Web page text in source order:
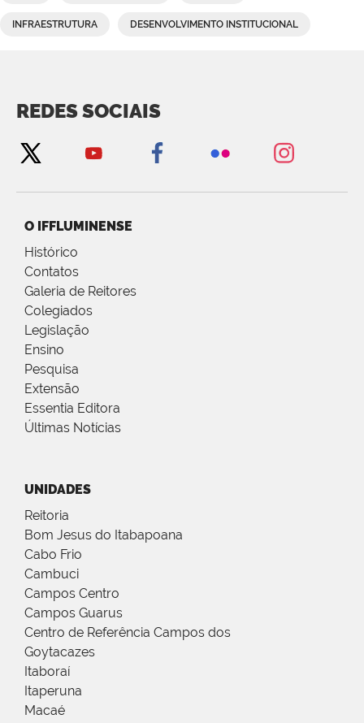
INFRAESTRUTURA DESENVOLVIMENTO INSTITUCIONAL
REDES SOCIAIS
O IFFLUMINENSE
Histórico
Contatos
Galeria de Reitores
Colegiados
Legislação
Ensino
Pesquisa
Extensão
Essentia Editora
Últimas Notícias
UNIDADES
Reitoria
Bom Jesus do Itabapoana
Cabo Frio
Cambuci
Campos Centro
Campos Guarus
Centro de Referência Campos dos
Goytacazes
Itaboraí
Itaperuna
Macaé